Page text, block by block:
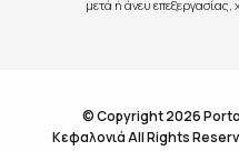
μετά ή άνευ επεξεργασίας,
© Copyright 2026
Κεφαλονιά All Rights